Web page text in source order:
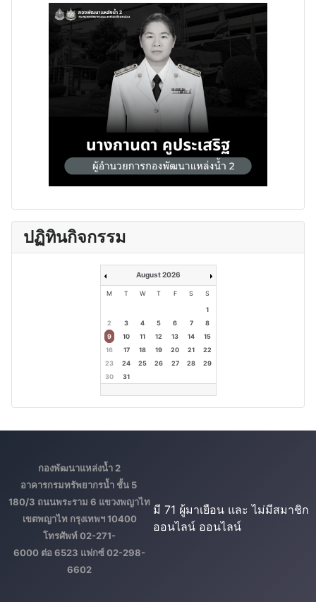
ปฏิทินกิจกรรม
August 2026
M T W T F S S
1
2
3 4 5 6 7
8
9
10 11 12 13 14
15
16
17 18 19 20 21
22
23
24 25 26 27 28
29
30
31
กองพัฒนาแหล่งน้ำ 2
อาคารกรมทรัพยากรน้ำ ชั้น 5
180/3 ถนนพระราม 6 แขวงพญาไท
เขตพญาไท กรุงเทพฯ 10400
โทรศัพท์ 02-271-
6000 ต่อ 6523 แฟกซ์ 02-298-
6602
มี 71 ผู้มาเยือน และ ไม่มีสมาชิก
ออนไลน์ ออนไลน์